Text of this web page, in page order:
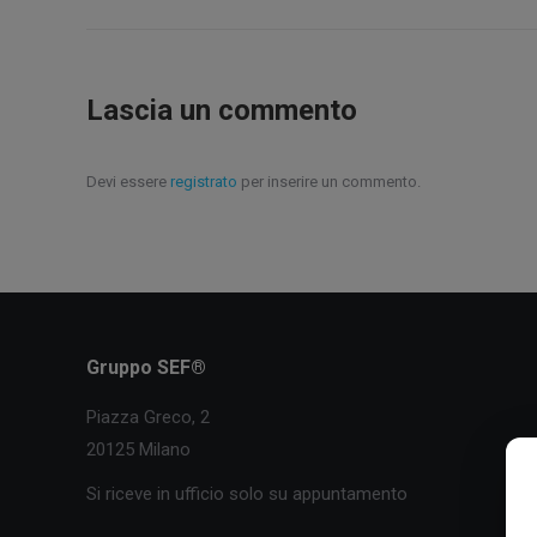
Lascia un commento
Devi essere registrato per inserire un commento.
Gruppo SEF®
Piazza Greco, 2
20125 Milano
Si riceve in ufficio solo su appuntamento